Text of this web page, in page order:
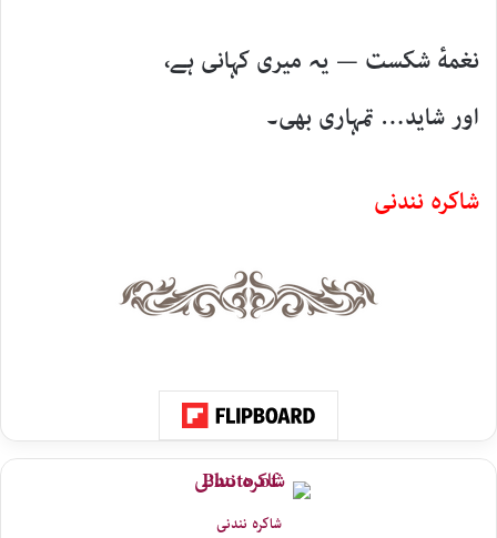
نغمهٔ شکست — یہ میری کہانی ہے،
اور شاید… تمہاری بھی۔
شاکرہ نندنی
شاکرہ نندنی